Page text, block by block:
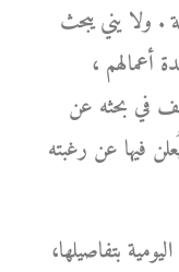
. ولا يني يبحث
أعمالهم ،
في بحثه عن
فيها عن رغبته
بتفاصيلها،